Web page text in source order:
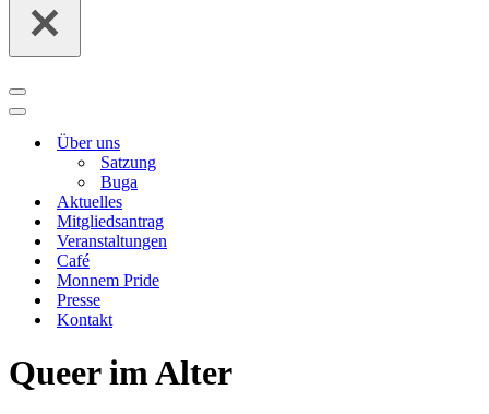
Navigations-
Menü
Navigations-
Über uns
Satzung
Buga
Aktuelles
Mitgliedsantrag
Veranstaltungen
Café
Monnem Pride
Presse
Kontakt
Queer im Alter